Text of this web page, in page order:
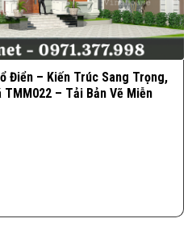
Điển – Kiến Trúc Sang Trọng,
– Tải Bản Vẽ Miễn